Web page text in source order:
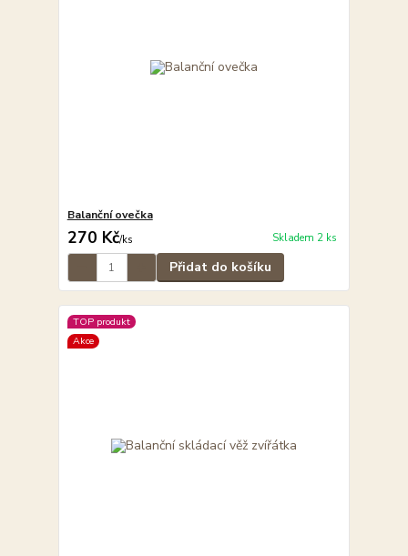
Balanční ovečka
270 Kč/ks Skladem 2 ks
Přidat do košíku
TOP produkt
Akce